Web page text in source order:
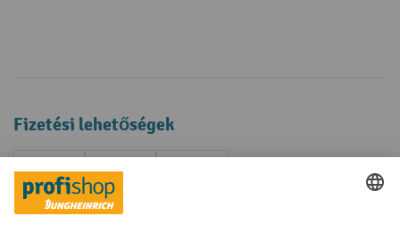
Fizetési lehetőségek
Creditcard (Master)Creditcard (Visa)
Előrefizetés